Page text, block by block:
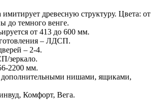
древесную структуру. Цвета: от
до темного венге.
от 413 до 600 мм.
– ЛДСП.
– 2-4.
зеркало.
2200 мм.
нишами, ящиками,
Комфорт, Вега.